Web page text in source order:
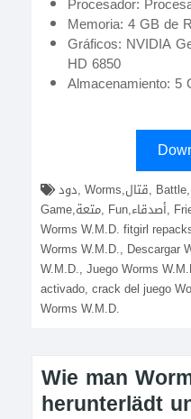
Memoria: 4 GB de
Gráficos: NVIDIA
HD 6850
Almacenamiento: 5
Game,متعة, Fun,أصدقاء, Friends,مغامرة, Adventure,descargar
Worms W.M.D. fitgirl
Worms W.M.D., Descargar
W.M.D., Juego Worms
activado, crack del juego
Worms W.M.D.
Wie man
herunterlädt